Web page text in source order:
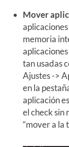
Mover
memoria
tan usadas
Ajustes ->
en la
aplicación
el check sin
“mover a la